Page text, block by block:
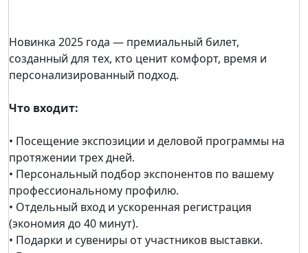
Новинка 2025 года — премиальный билет,
созданный для тех, кто ценит комфорт, время и
персонализированный подход.
Что входит:
• Посещение экспозиции и деловой программы на
протяжении трех дней.
• Персональный подбор экспонентов по вашему
профессиональному профилю.
• Отдельный вход и ускоренная регистрация
(экономия до 40 минут).
• Подарки и сувениры от участников выставки.